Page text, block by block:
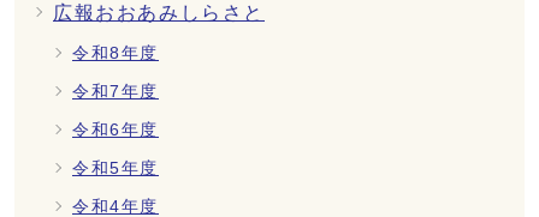
広報おおあみしらさと
令和8年度
令和7年度
令和6年度
令和5年度
令和4年度